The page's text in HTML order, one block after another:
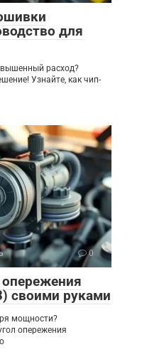
для
расход?
Узнайте, как чип-
0
опережения
своими руками
мощности?
опережения